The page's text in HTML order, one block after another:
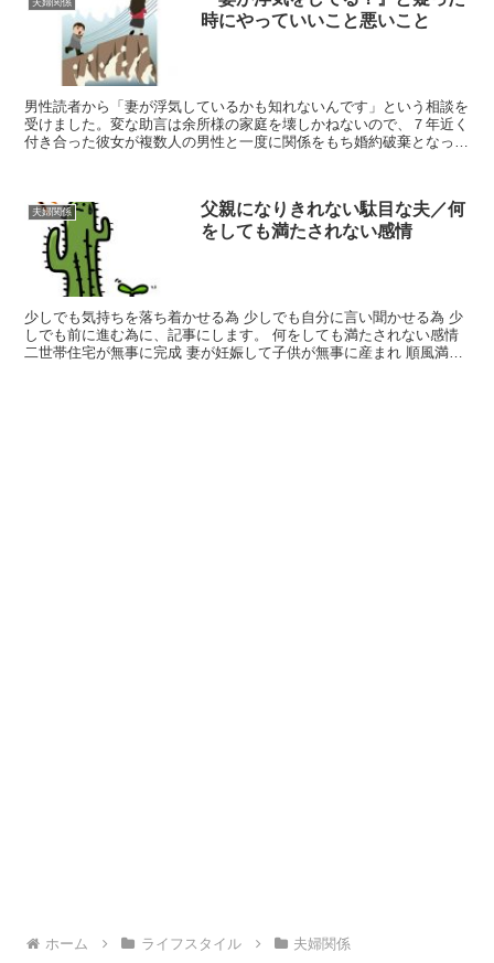
時にやっていいこと悪いこと
男性読者から「妻が浮気しているかも知れないんです」という相談を
受けました。変な助言は余所様の家庭を壊しかねないので、７年近く
付き合った彼女が複数人の男性と一度に関係をもち婚約破棄となった
夫婦関係
父親になりきれない駄目な夫／何
をしても満たされない感情
少しでも気持ちを落ち着かせる為 少しでも自分に言い聞かせる為 少
しでも前に進む為に、記事にします。 何をしても満たされない感情
二世帯住宅が無事に完成 妻が妊娠して子供が無事に産まれ 順風満帆
ホーム ライフスタイル 夫婦関係